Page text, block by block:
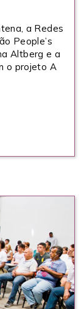
a Redes
People’s
Altberg e a
o projeto A